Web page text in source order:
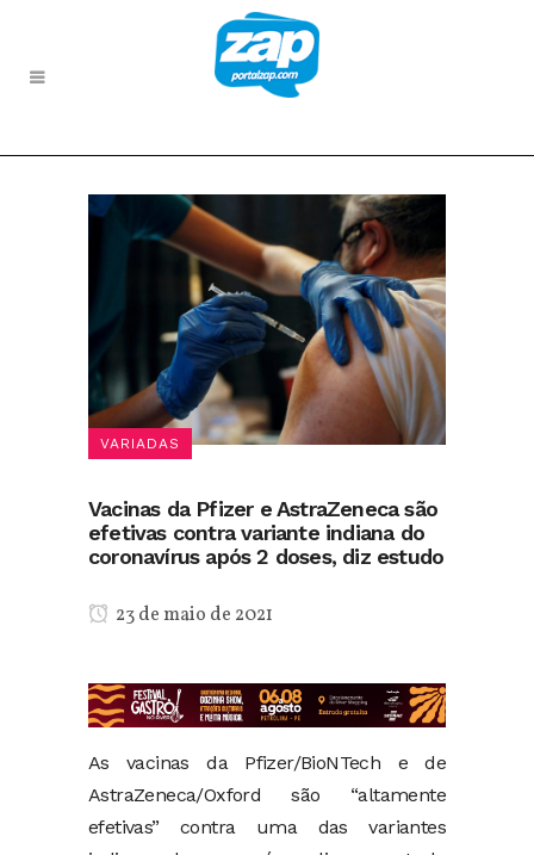
VARIADAS
Vacinas da Pfizer e AstraZeneca são
efetivas contra variante indiana do
coronavírus após 2 doses, diz estudo
23 de maio de 2021
As vacinas da Pfizer/BioNTech e de
AstraZeneca/Oxford são “altamente
efetivas” contra uma das variantes